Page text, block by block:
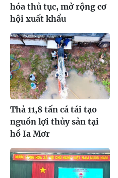
hóa thủ tục, mở rộng cơ
hội xuất khẩu
Thả 11,8 tấn cá tái tạo
nguồn lợi thủy sản tại
hồ Ia Mơr